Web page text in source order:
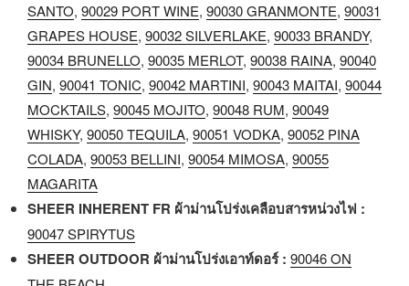
SANTO, 90029 PORT WINE, 90030 GRANMONTE, 90031
GRAPES HOUSE, 90032 SILVERLAKE, 90033 BRANDY,
90034 BRUNELLO, 90035 MERLOT, 90038 RAINA, 90040
GIN, 90041 TONIC, 90042 MARTINI, 90043 MAITAI, 90044
MOCKTAILS, 90045 MOJITO, 90048 RUM, 90049
WHISKY, 90050 TEQUILA, 90051 VODKA, 90052 PINA
COLADA, 90053 BELLINI, 90054 MIMOSA, 90055
MAGARITA
SHEER INHERENT FR ผ้าม่านโปร่งเคลือบสารหน่วงไฟ :
90047 SPIRYTUS
SHEER OUTDOOR ผ้าม่านโปร่งเอาท์ดอร์ : 90046 ON